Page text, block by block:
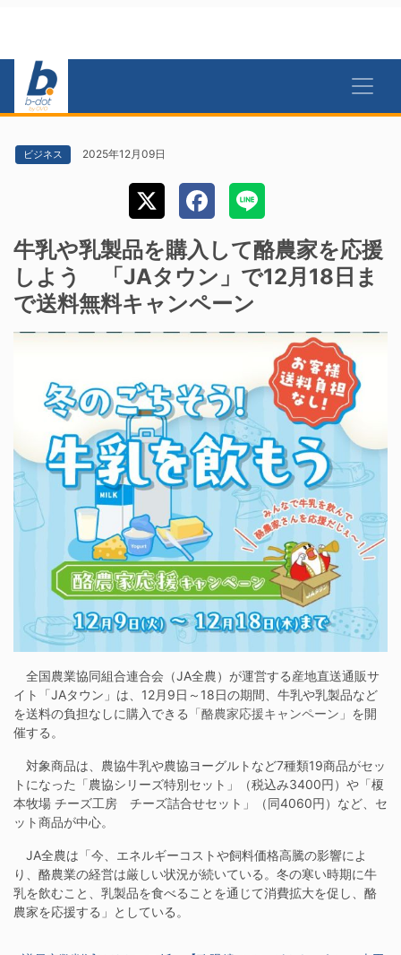
ビジネス 2025年12月09日
牛乳や乳製品を購入して酪農家を応援
しよう 「JAタウン」で12月18日ま
で送料無料キャンペーン
全国農業協同組合連合会（JA全農）が運営する産地直送通販サ
イト「JAタウン」は、12月9日～18日の期間、牛乳や乳製品など
を送料の負担なしに購入できる 「酪農家応援キャンペーン」 を開
催する。
対象商品は、農協牛乳や農協ヨーグルトなど7種類19商品がセッ
トになった「農協シリーズ特別セット」（税込み3400円）や「榎
本牧場 チーズ工房 チーズ詰合せセット」（同4060円）など、セ
ット商品が中心。
JA全農は「今、エネルギーコストや飼料価格高騰の影響によ
り、酪農業の経営は厳しい状況が続いている。冬の寒い時期に牛
乳を飲むこと、乳製品を食べることを通じて消費拡大を促し、酪
農家を応援する」としている。